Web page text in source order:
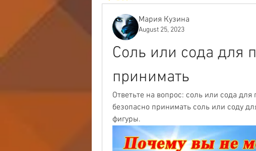
Мария Кузина
August 25, 2023
Соль или сода для
принимать
Ответьте на вопрос: соль или сода
безопасно принимать соль или соду
фигуры.